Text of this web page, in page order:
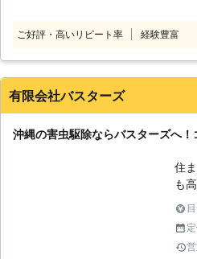
い合わせくだ
ご好評・高いリピート率 経験豊富
有限会社バスターズ
沖縄の害虫駆除ならバスターズへ
住
も
場
が
一
あ